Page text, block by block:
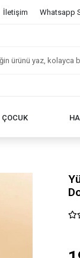
İletişim Whatsapp
ÇOCUK